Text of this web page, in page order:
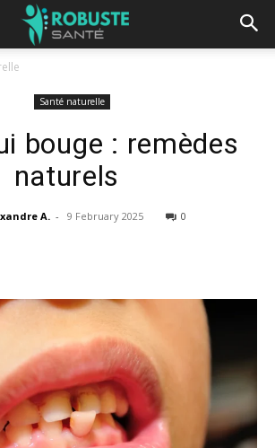
Santé naturelle
bouge : remèdes
naturels
A. - 9 February 2025 0